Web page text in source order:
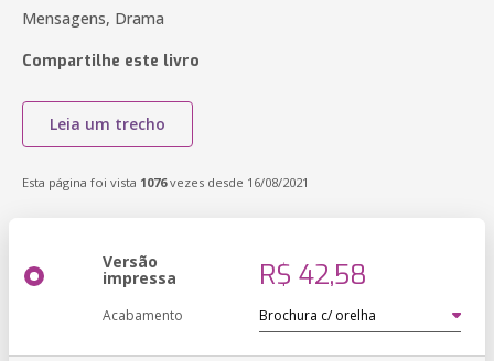
Mensagens, Drama
Compartilhe este livro
Leia um trecho
Esta página foi vista 1076vezes desde 16/08/2021
Versão
impressa R$ 42,58
Acabamento